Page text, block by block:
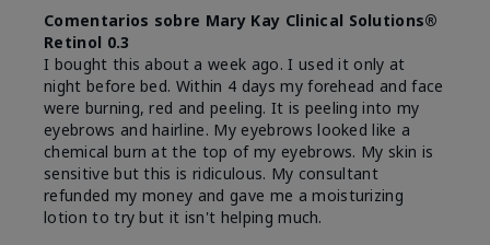
Comentarios sobre Mary Kay Clinical Solutions®
Retinol 0.3
I bought this about a week ago. I used it only at
night before bed. Within 4 days my forehead and face
were burning, red and peeling. It is peeling into my
eyebrows and hairline. My eyebrows looked like a
chemical burn at the top of my eyebrows. My skin is
sensitive but this is ridiculous. My consultant
refunded my money and gave me a moisturizing
lotion to try but it isn't helping much.